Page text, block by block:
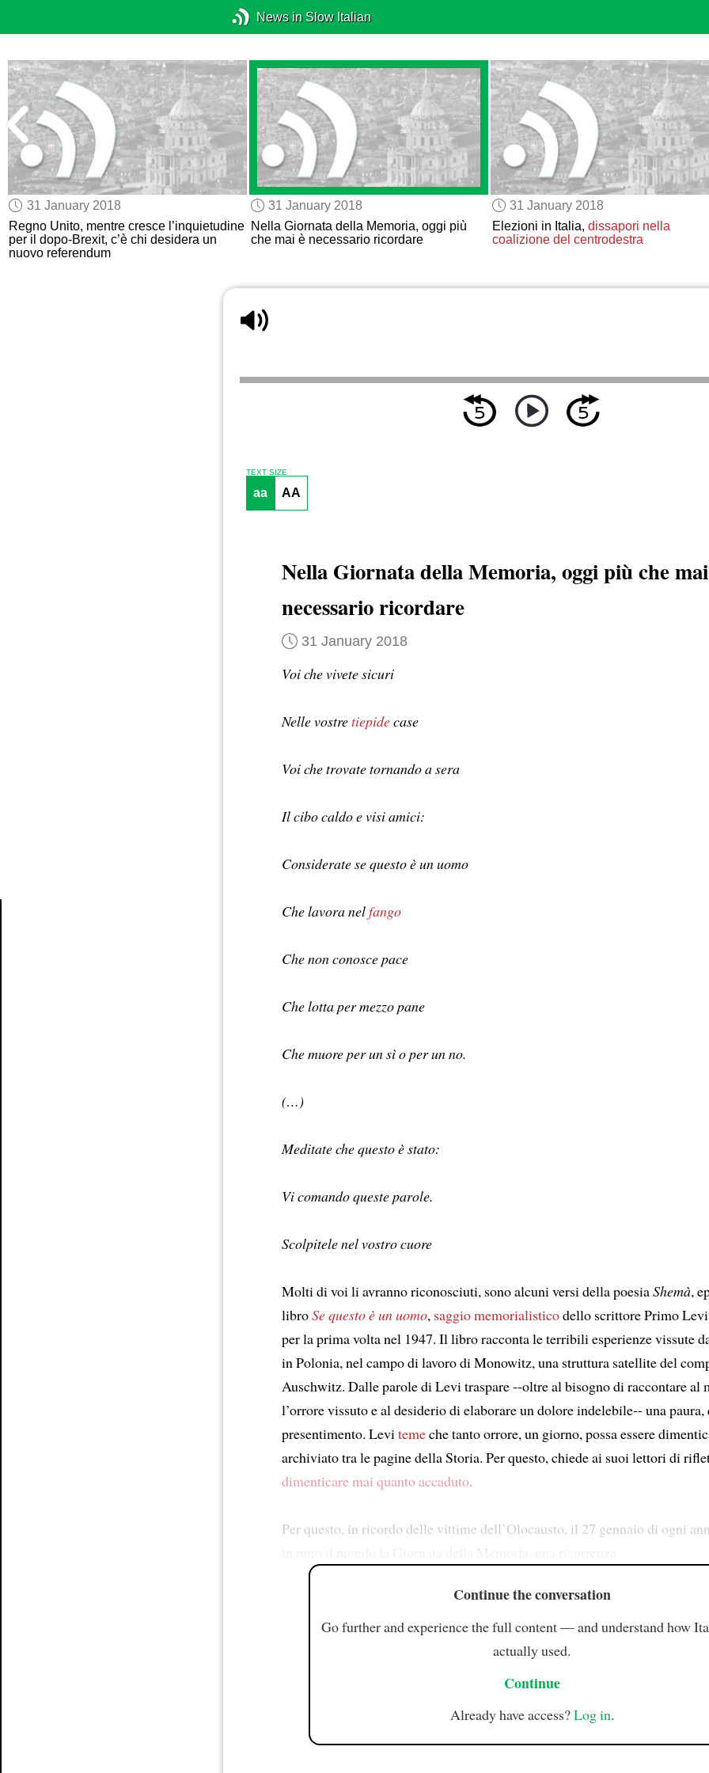
News in Slow Italian
31 January 2018
Regno Unito, mentre cresce l’inquietudine
per il dopo-Brexit, c’è chi desidera un
nuovo referendum
31 January 2018
Nella Giornata della Memoria, oggi più
che mai è necessario ricordare
31 January 2018
Elezioni in Italia, dissapori nella
coalizione del centrodestra
TEXT SIZE
aa AA
Nella Giornata della Memoria, oggi più che
necessario ricordare
31 January 2018
Voi che vivete sicuri
Nelle vostretiepidecase
Voi che trovate tornando a sera
Il cibo caldo e visi amici:
Considerate se questo è un uomo
Che lavora nelfango
Che non conosce pace
Che lotta per mezzo pane
Che muore per un sì o per un no.
(…)
Meditate che questo è stato:
Vi comando queste parole.
Scolpitele nel vostro cuore
Molti di voi li avranno riconosciuti, sono alcuni versi della poesiaShemà,
libroSe questo è un uomo, saggio memorialisticodello scrittore Primo
per la prima volta nel 1947. Il libro racconta le terribili esperienze vissute
in Polonia, nel campo di lavoro di Monowitz, una struttura satellite del
Auschwitz. Dalle parole di Levi traspare --oltre al bisogno di raccontare al
l’orrore vissuto e al desiderio di elaborare un dolore indelebile-- una paura,
presentimento. Levi temeche tanto orrore, un giorno, possa essere
archiviato tra le pagine della Storia. Per questo, chiede ai suoi lettori di
dimenticare mai quanto accaduto.
Per questo, in ricordo delle vittime dell’Olocausto, il 27 gennaio di ogni
Continue the conversation
Go further and experience the full content — and understand how
actually used.
Continue
Already have access?Log in.